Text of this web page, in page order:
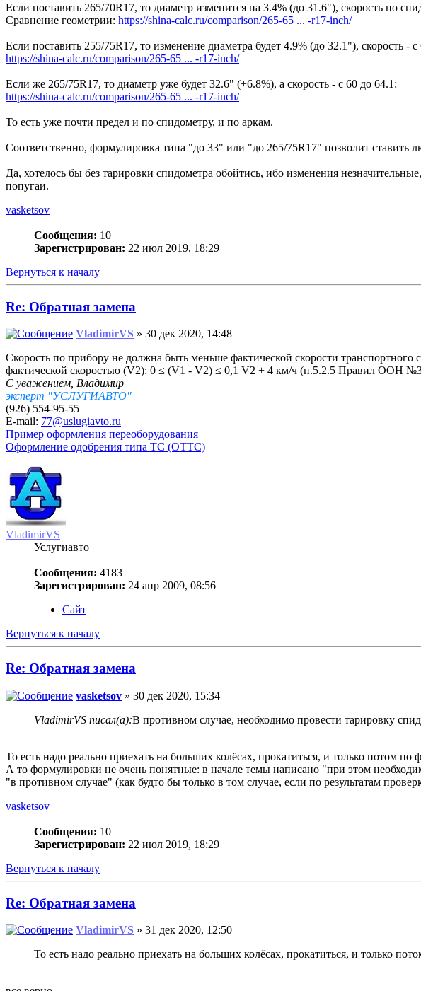
Если поставить 265/70R17, то диаметр изменится на 3.4% (до 31.6"), скорость по
Сравнение геометрии: https://shina-calc.ru/comparison/265-65 ... -r17-inch/
Если поставить 255/75R17, то изменение диаметра будет 4.9% (до 32.1"), скорость - с
https://shina-calc.ru/comparison/265-65 ... -r17-inch/
Если же 265/75R17, то диаметр уже будет 32.6" (+6.8%), а скорость - с 60 до 64.1:
https://shina-calc.ru/comparison/265-65 ... -r17-inch/
То есть уже почти предел и по спидометру, и по аркам.
Соответственно, формулировка типа "до 33" или "до 265/75R17" позволит ставить
Да, хотелось бы без тарировки спидометра обойтись, ибо изменения
попугаи.
vasketsov
Сообщения: 10
Зарегистрирован: 22 июл 2019, 18:29
Вернуться к началу
Re: Обратная замена
VladimirVS » 30 дек 2020, 14:48
Скорость по прибору не должна быть меньше фактической скорости
фактической скоростью (V2): 0 ≤ (V1 - V2) ≤ 0,1 V2 + 4 км/ч (п.5.2.5 Правил ООН
С уважением, Владимир
эксперт "УСЛУГИАВТО"
(926) 554-95-55
E-mail: 77@uslugiavto.ru
Пример оформления переоборудования
Оформление одобрения типа ТС (ОТТС)
VladimirVS
Услугиавто
Сообщения: 4183
Зарегистрирован: 24 апр 2009, 08:56
Сайт
Вернуться к началу
Re: Обратная замена
vasketsov » 30 дек 2020, 15:34
VladimirVS писал(а):В противном случае, необходимо провести тарировку
То есть надо реально приехать на больших колёсах, прокатиться, и только потом
А то формулировки не очень понятные: в начале темы написано "при этом
"в противном случае" (как будто бы только в том случае, если по результатам
vasketsov
Сообщения: 10
Зарегистрирован: 22 июл 2019, 18:29
Вернуться к началу
Re: Обратная замена
VladimirVS » 31 дек 2020, 12:50
То есть надо реально приехать на больших колёсах, прокатиться, и только